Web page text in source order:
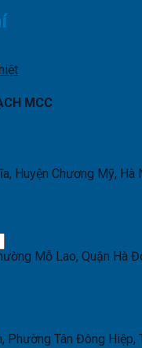
MCC
Huyện Chương Mỹ, Hà
Mỗ Lao, Quận Hà
Phường Tân Đông Hiệp,